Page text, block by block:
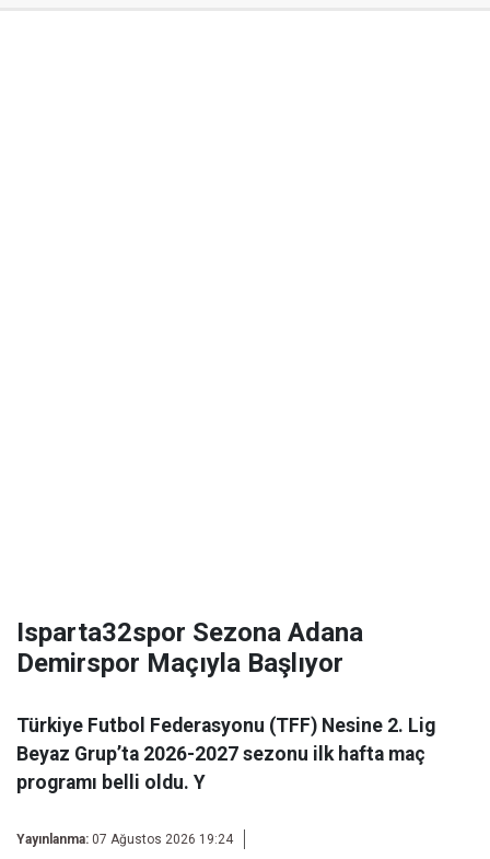
Isparta32spor Sezona Adana
Demirspor Maçıyla Başlıyor
Türkiye Futbol Federasyonu (TFF) Nesine 2. Lig
Beyaz Grup’ta 2026-2027 sezonu ilk hafta maç
programı belli oldu. Y
Yayınlanma: 07 Ağustos 2026 19:24